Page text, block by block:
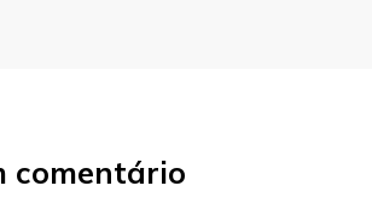
comentário